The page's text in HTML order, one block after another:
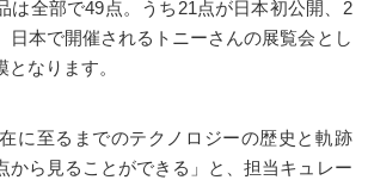
は全部で49点。うち21点が日本初公開、2
日本で開催されるトニーさんの展覧会とし
なります。
在に至るまでのテクノロジーの歴史と軌跡
から見ることができる」と、担当キュレー